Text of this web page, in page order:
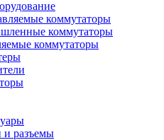
коммутаторы
коммутаторы
коммутаторы
и разъемы